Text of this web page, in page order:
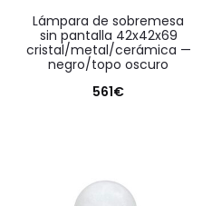
lámpara de sobremesa
sin pantalla 42x42x69
cristal/metal/cerámica —
negro/topo oscuro
561€